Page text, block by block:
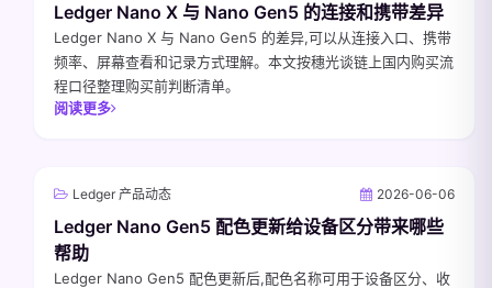
Ledger Nano X 与 Nano Gen5 的连接和携带差异
Ledger Nano X 与 Nano Gen5 的差异,可以从连接入口、携带
频率、屏幕查看和记录方式理解。本文按穗光谈链上国内购买流
程口径整理购买前判断清单。
阅读更多
Ledger 产品动态 2026-06-06
Ledger Nano Gen5 配色更新给设备区分带来哪些
帮助
Ledger Nano Gen5 配色更新后,配色名称可用于设备区分、收